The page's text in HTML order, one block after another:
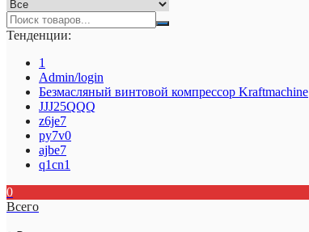
Тенденции:
1
Admin/login
Безмасляный винтовой компрессор Kraftmaсhine
JJJ25QQQ
z6je7
py7v0
ajbe7
q1cn1
0
Всего